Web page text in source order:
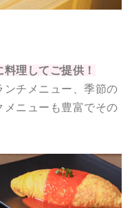
理してご提供！
ンチメニュー、季節の
ニューも豊富でその